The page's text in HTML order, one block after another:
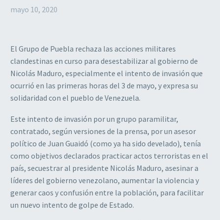
mayo 10, 2020
El Grupo de Puebla rechaza las acciones militares
clandestinas en curso para desestabilizar al gobierno de
Nicolás Maduro, especialmente el intento de invasión que
ocurrió en las primeras horas del 3 de mayo, y expresa su
solidaridad con el pueblo de Venezuela.
Este intento de invasión por un grupo paramilitar,
contratado, según versiones de la prensa, por un asesor
político de Juan Guaidó (como ya ha sido develado), tenía
como objetivos declarados practicar actos terroristas en el
país, secuestrar al presidente Nicolás Maduro, asesinar a
líderes del gobierno venezolano, aumentar la violencia y
generar caos y confusión entre la población, para facilitar
un nuevo intento de golpe de Estado.